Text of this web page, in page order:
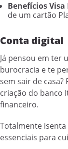
Benefícios
de um cartão
Conta digital
Já pensou em ter
burocracia e te
sem sair de
criação do banco
financeiro.
Totalmente
essenciais para